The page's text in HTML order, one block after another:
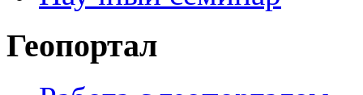
Геопортал